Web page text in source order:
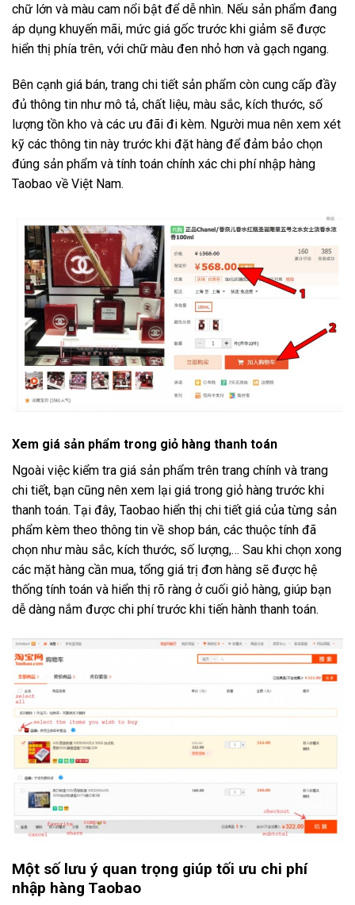
chữ lớn và màu cam nổi bật để dễ nhìn. Nếu sản phẩm đang
áp dụng khuyến mãi, mức giá gốc trước khi giảm sẽ được
hiển thị phía trên, với chữ màu đen nhỏ hơn và gạch ngang.
Bên cạnh giá bán, trang chi tiết sản phẩm còn cung cấp đầy
đủ thông tin như mô tả, chất liệu, màu sắc, kích thước, số
lượng tồn kho và các ưu đãi đi kèm. Người mua nên xem xét
kỹ các thông tin này trước khi đặt hàng để đảm bảo chọn
đúng sản phẩm và tính toán chính xác chi phí nhập hàng
Taobao về Việt Nam.
Xem giá sản phẩm trong giỏ hàng thanh toán
Ngoài việc kiểm tra giá sản phẩm trên trang chính và trang
chi tiết, bạn cũng nên xem lại giá trong giỏ hàng trước khi
thanh toán. Tại đây, Taobao hiển thị chi tiết giá của từng sản
phẩm kèm theo thông tin về shop bán, các thuộc tính đã
chọn như màu sắc, kích thước, số lượng,… Sau khi chọn xong
các mặt hàng cần mua, tổng giá trị đơn hàng sẽ được hệ
thống tính toán và hiển thị rõ ràng ở cuối giỏ hàng, giúp bạn
dễ dàng nắm được chi phí trước khi tiến hành thanh toán.
Một số lưu ý quan trọng giúp tối ưu chi phí
nhập hàng Taobao